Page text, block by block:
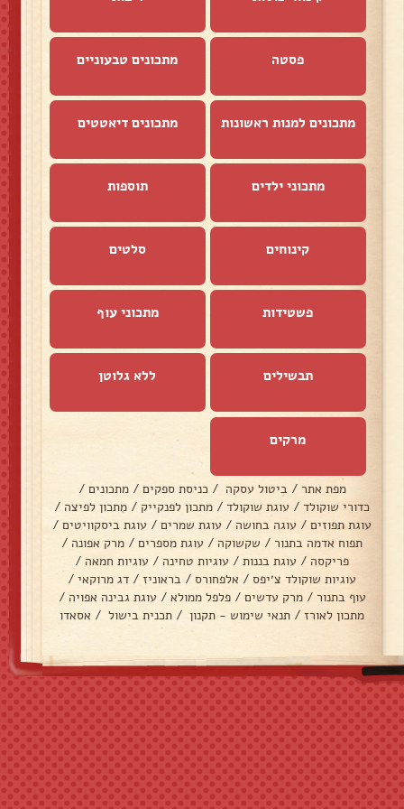
פסטה מתכונים טבעוניים
מתכונים למנות ראשונות מתכונים דיאטטים
מתכוני ילדים תוספות
קינוחים סלטים
פשטידות מתכוני עוף
תבשילים ללא גלוטן
מרקים
מפת אתר / ביטול עסקה / כניסת ספקים / מתכונים /
כדורי שוקולד / עוגת שוקולד / מתכון לפנקייק / מתכון לפיצה /
עוגת תפוזים / עוגה בחושה / עוגת שמרים / עוגת ביסקוויטים /
תפוח אדמה בתנור / שקשוקה / עוגת מספרים / מרק אפונה /
פריקסה / עוגת בננות / עוגיות טחינה / עוגיות חמאה /
עוגיות שוקולד צ׳יפס / אלפחורס / בראוניז / דג מרוקאי /
עוף בתנור / מרק עדשים / פלפל ממולא / עוגת גבינה אפויה /
מתכון לאורז / תנאי שימוש - תקנון / תכנית בישול / אסאדו